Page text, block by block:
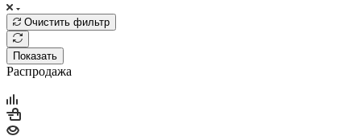
Очистить фильтр
Показать
Распродажа